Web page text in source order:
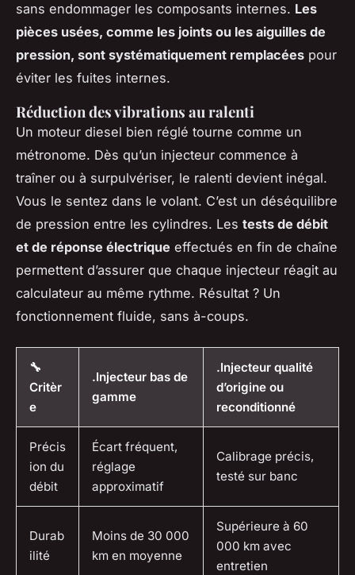
sans endommager les composants internes. Les
pièces usées, comme les joints ou les aiguilles de
pression, sont systématiquement remplacées pour
éviter les fuites internes.
Réduction des vibrations au ralenti
Un moteur diesel bien réglé tourne comme un
métronome. Dès qu’un injecteur commence à
traîner ou à surpulvériser, le ralenti devient inégal.
Vous le sentez dans le volant. C’est un déséquilibre
de pression entre les cylindres. Les tests de débit
et de réponse électrique effectués en fin de chaîne
permettent d’assurer que chaque injecteur réagit au
calculateur au même rythme. Résultat ? Un
fonctionnement fluide, sans à-coups.
🔧
Critèr
e
.Injecteur bas de
gamme
.Injecteur qualité
d’origine ou
reconditionné
Précis
ion du
débit
Écart fréquent,
réglage
approximatif
Calibrage précis,
testé sur banc
Durab
ilité
Moins de 30 000
km en moyenne
Supérieure à 60
000 km avec
entretien